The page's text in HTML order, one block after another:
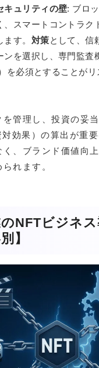
キュリティの壁: ブロ
、スマートコントラク
す。 対策として、信
ンを選択し、専門監査
を必須とすることが
を管理し、投資の妥
効果）の算出が重
、ブランド価値向
れます。
NFTビジネ
】